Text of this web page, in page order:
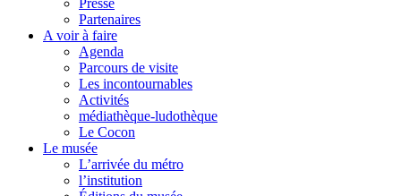
Presse
Partenaires
A voir à faire
Agenda
Parcours de visite
Les incontournables
Activités
médiathèque-ludothèque
Le Cocon
Le musée
L’arrivée du métro
l’institution